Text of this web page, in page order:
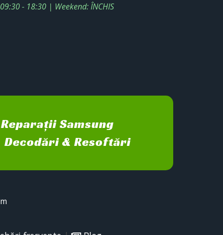
- 18:30 | Weekend: ÎNCHIS
Reparații Samsung
Decodări & Resoftări